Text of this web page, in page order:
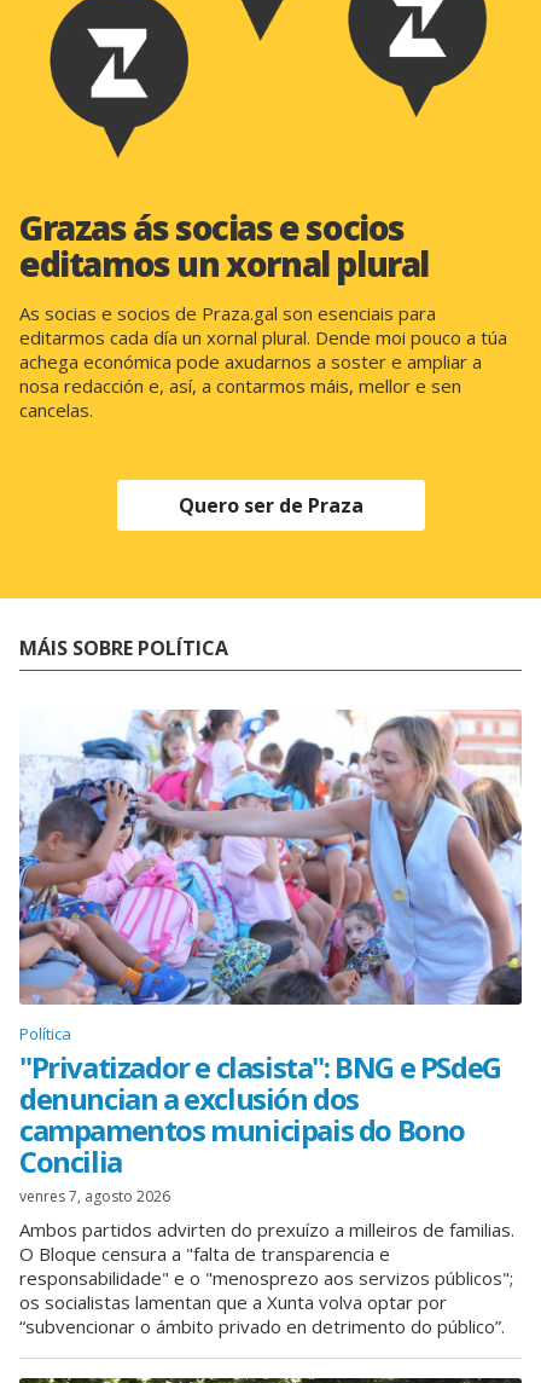
Grazas ás socias e socios
editamos un xornal plural
As socias e socios de Praza.gal son esenciais para
editarmos cada día un xornal plural. Dende moi pouco a túa
achega económica pode axudarnos a soster e ampliar a
nosa redacción e, así, a contarmos máis, mellor e sen
cancelas.
Quero ser de Praza
MÁIS SOBRE POLÍTICA
Política
"Privatizador e clasista": BNG e PSdeG
denuncian a exclusión dos
campamentos municipais do Bono
Concilia
venres 7, agosto 2026
Ambos partidos advirten do prexuízo a milleiros de familias.
O Bloque censura a "falta de transparencia e
responsabilidade" e o "menosprezo aos servizos públicos";
os socialistas lamentan que a Xunta volva optar por
“subvencionar o ámbito privado en detrimento do público”.